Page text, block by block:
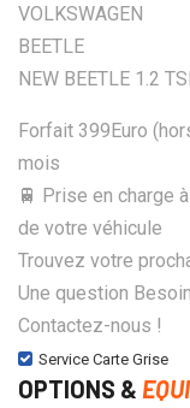
VOLKSWAGEN
BEETLE
NEW BEETLE 1.2
Forfait 399Euro
mois
🚆 Prise en charge
de votre véhicule
Trouvez votre
Une question
Contactez-nous !
Service Carte Grise
OPTIONS &